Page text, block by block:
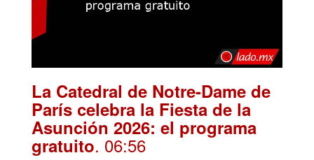
La Catedral de Notre-Dame de
París celebra la Fiesta de la
Asunción 2026: el programa
gratuito. 06:56